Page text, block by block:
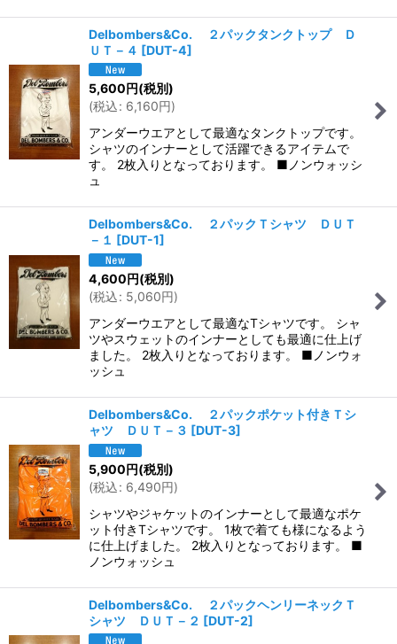
Delbombers&Co. ２パックタンクトップ Ｄ
ＵＴ－４ [DUT-4]
5,600円(税別)
(税込: 6,160円)
アンダーウエアとして最適なタンクトップです。
シャツのインナーとして活躍できるアイテムで
す。 2枚入りとなっております。 ■ノンウォッシ
ュ
Delbombers&Co. ２パックＴシャツ ＤＵＴ
－１ [DUT-1]
4,600円(税別)
(税込: 5,060円)
アンダーウエアとして最適なTシャツです。 シャ
ツやスウェットのインナーとしても最適に仕上げ
ました。 2枚入りとなっております。 ■ノンウォ
ッシュ
Delbombers&Co. ２パックポケット付きＴシ
ャツ ＤＵＴ－３ [DUT-3]
5,900円(税別)
(税込: 6,490円)
シャツやジャケットのインナーとして最適なポケ
ット付きTシャツです。 1枚で着ても様になるよう
に仕上げました。 2枚入りとなっております。 ■
ノンウォッシュ
Delbombers&Co. ２パックヘンリーネックＴ
シャツ ＤＵＴ－２ [DUT-2]